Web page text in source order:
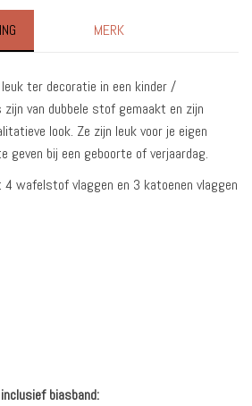
MERK
ter decoratie in een kinder /
zijn van dubbele stof gemaakt en zijn
look. Ze zijn leuk voor je eigen
geven bij een geboorte of verjaardag.
wafelstof vlaggen en 3 katoenen vlaggen
biasband: